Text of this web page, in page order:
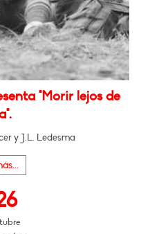
"Morir lejos de
y J.L. Ledesma